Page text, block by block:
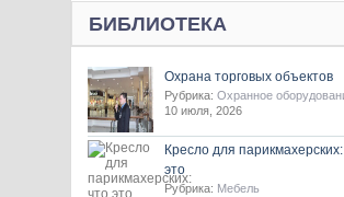
БИБЛИОТЕКА
Охрана торговых объектов
Рубрика: Охранное
10 июля, 2026
Кресло для
это
Рубрика: Мебель